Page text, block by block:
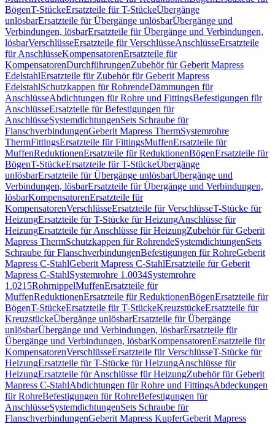
BögenT-StückeErsatzteile für T-StückeÜbergänge
unlösbarErsatzteile für Übergänge unlösbarÜbergänge und
Verbindungen, lösbarErsatzteile für Übergänge und Verbindungen,
lösbarVerschlüsseErsatzteile für VerschlüsseAnschlüsseErsatzteile
für AnschlüsseKompensatorenErsatzteile für
KompensatorenDurchführungenZubehör für Geberit Mapress
EdelstahlErsatzteile für Zubehör für Geberit Mapress
EdelstahlSchutzkappen für RohrendeDämmungen für
AnschlüsseAbdichtungen für Rohre und FittingsBefestigungen für
AnschlüsseErsatzteile für Befestigungen für
AnschlüsseSystemdichtungenSets Schraube für
FlanschverbindungenGeberit Mapress ThermSystemrohre
ThermFittingsErsatzteile für FittingsMuffenErsatzteile für
MuffenReduktionenErsatzteile für ReduktionenBögenErsatzteile für
BögenT-StückeErsatzteile für T-StückeÜbergänge
unlösbarErsatzteile für Übergänge unlösbarÜbergänge und
Verbindungen, lösbarErsatzteile für Übergänge und Verbindungen,
lösbarKompensatorenErsatzteile für
KompensatorenVerschlüsseErsatzteile für VerschlüsseT-Stücke für
HeizungErsatzteile für T-Stücke für HeizungAnschlüsse für
HeizungErsatzteile für Anschlüsse für HeizungZubehör für Geberit
Mapress ThermSchutzkappen für RohrendeSystemdichtungenSets
Schraube für FlanschverbindungenBefestigungen für RohreGeberit
Mapress C-StahlGeberit Mapress C-StahlErsatzteile für Geberit
Mapress C-StahlSystemrohre 1.0034Systemrohre
1.0215RohrnippelMuffenErsatzteile für
MuffenReduktionenErsatzteile für ReduktionenBögenErsatzteile für
BögenT-StückeErsatzteile für T-StückeKreuzstückeErsatzteile für
KreuzstückeÜbergänge unlösbarErsatzteile für Übergänge
unlösbarÜbergänge und Verbindungen, lösbarErsatzteile für
Übergänge und Verbindungen, lösbarKompensatorenErsatzteile für
KompensatorenVerschlüsseErsatzteile für VerschlüsseT-Stücke für
HeizungErsatzteile für T-Stücke für HeizungAnschlüsse für
HeizungErsatzteile für Anschlüsse für HeizungZubehör für Geberit
Mapress C-StahlAbdichtungen für Rohre und FittingsAbdeckungen
für RohreBefestigungen für RohreBefestigungen für
AnschlüsseSystemdichtungenSets Schraube für
FlanschverbindungenGeberit Mapress KupferGeberit Mapress